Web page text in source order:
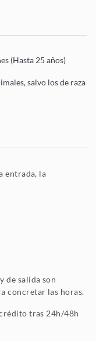
(Hasta 25 años)
salvo los de raza
entrada, la
de salida son
concretar las horas.
tras 24h/48h